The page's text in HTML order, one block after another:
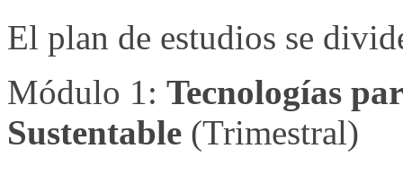
El plan de estudios se
Módulo 1: Tecnologías
Sustentable (Trimestral)